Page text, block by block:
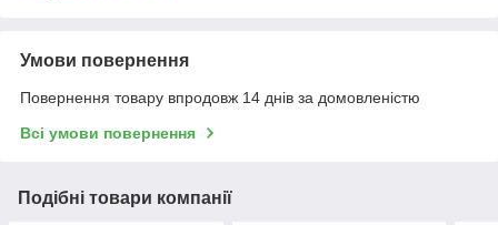
Умови повернення
Повернення товару впродовж 14 днів за домовленістю
Всі умови повернення
Подібні товари компанії